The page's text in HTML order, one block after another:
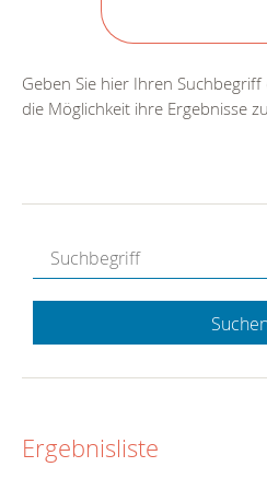
Geben Sie hier Ihren
die Möglichkeit ihre Ergebnisse
Ergebnisliste